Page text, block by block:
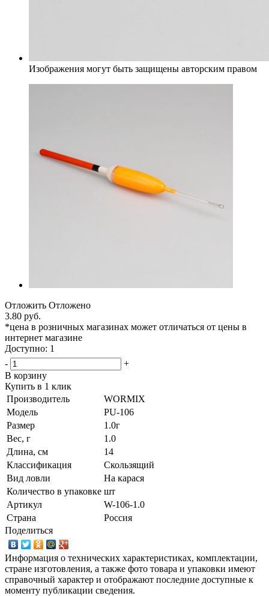
Изображения могут быть защищены авторским правом
Отложить Отложено
3.80 руб.
*цена в розничных магазинах может отличаться от цены в
интернет магазине
Доступно: 1
-
+
В корзину
Купить в 1 клик
Производитель
WORMIX
Модель
PU-106
Размер
1.0г
Вес, г
1.0
Длина, см
14
Классификация
Скользящий
Вид ловли
На карася
Количество в упаковке шт
Артикул
W-106-1.0
Страна
Россия
Поделиться
Информация о технических характеристиках, комплектации,
стране изготовления, а также фото товара и упаковки имеют
справочный характер и отображают последние доступные к
моменту публикации сведения.